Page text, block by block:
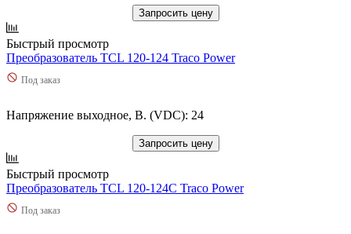
Запросить цену
Быстрый просмотр
Преобразователь TCL 120-124 Traco Power
Под заказ
Напряжение выходное, В. (VDC): 24
Запросить цену
Быстрый просмотр
Преобразователь TCL 120-124C Traco Power
Под заказ